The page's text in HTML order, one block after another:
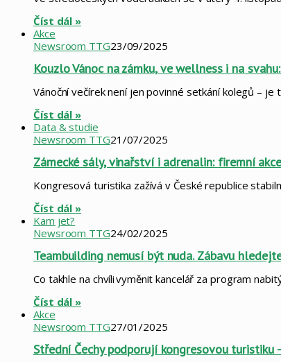
Číst dál »
Akce
Newsroom TTG23/09/2025
Kouzlo Vánoc na zámku, ve wellness i na
Vánoční večírek není jen povinné setkání kolegů –
Číst dál »
Data & studie
Newsroom TTG21/07/2025
Zámecké sály, vinařství i adrenalin: firemní
Kongresová turistika zažívá v České republice
Číst dál »
Kam jet?
Newsroom TTG24/02/2025
Teambuilding nemusí být nuda. Zábavu
Co takhle na chvíli vyměnit kancelář za program
Číst dál »
Akce
Newsroom TTG27/01/2025
Střední Čechy podporují kongresovou